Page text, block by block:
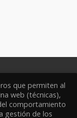
que permiten al
web (técnicas),
comportamiento
gestión de los